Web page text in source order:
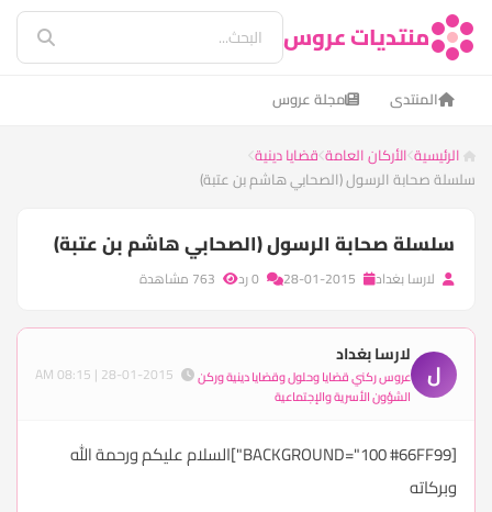
منتديات عروس
المنتدى مجلة عروس
الرئيسية الأركان العامة قضايا دينية
سلسلة صحابة الرسول (الصحابي هاشم بن عتبة)
سلسلة صحابة الرسول (الصحابي هاشم بن عتبة)
لارسا بغداد
ل
لارسا بغداد
عروس ركني قضايا وحلول وقضايا دينية وركن
الشؤون الأسرية والإجتماعية
[BACKGROUND="100 #66FF99"]السلام عليكم ورحمة الله
وبركاته